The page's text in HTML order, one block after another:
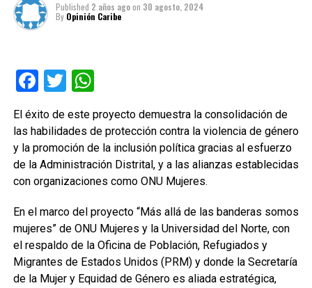
Published 2 años agoon 30 agosto, 2024
By Opinión Caribe
Facebook
TwitterWhatsApp
El éxito de este proyecto demuestra la consolidación de
las habilidades de protección contra la violencia de género
y la promoción de la inclusión política gracias al esfuerzo
de la Administración Distrital, y a las alianzas establecidas
con organizaciones como ONU Mujeres.
En el marco del proyecto “Más allá de las banderas somos
mujeres” de ONU Mujeres y la Universidad del Norte, con
el respaldo de la Oficina de Población, Refugiados y
Migrantes de Estados Unidos (PRM) y donde la Secretaría
de la Mujer y Equidad de Género es aliada estratégica,